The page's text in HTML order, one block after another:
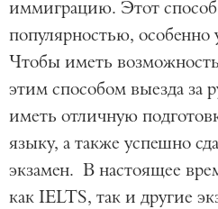
иммиграцию. Этот способ
популярностью, особенно
Чтобы иметь возможность
этим способом выезда за
иметь отличную
языку, а также успешно
экзамен. В настоящее
как IELTS, так и другие